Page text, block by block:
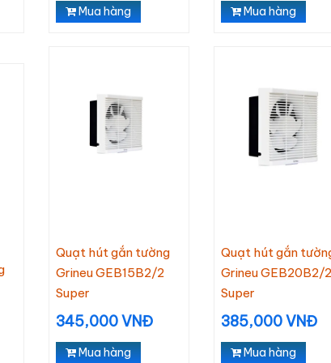
Mua hàng Mua hàng
Quạt hút gắn tường
Grineu GEB15B2/2
Super
345,000 VNĐ
Mua hàng
Quạt hút gắn
Grineu GEB20B2/2
Super
385,000 VNĐ
Mua hàng